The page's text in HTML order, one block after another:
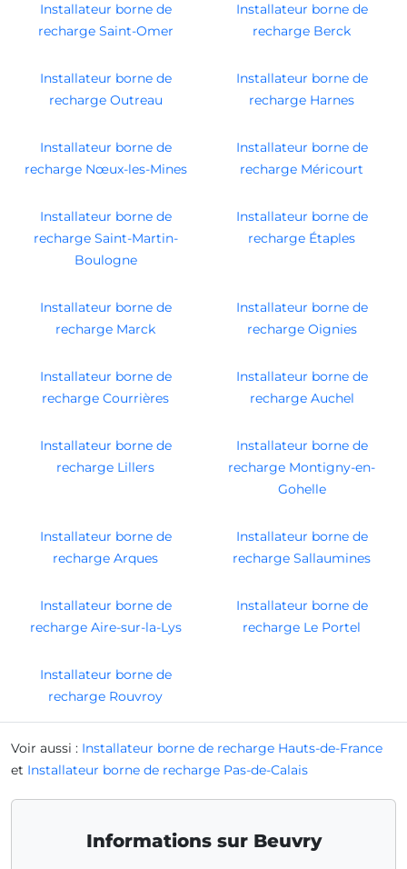
Installateur borne de
recharge Saint-Omer
Installateur borne de
recharge Berck
Installateur borne de
recharge Outreau
Installateur borne de
recharge Harnes
Installateur borne de
recharge Nœux-les-Mines
Installateur borne de
recharge Méricourt
Installateur borne de
recharge Saint-Martin-
Boulogne
Installateur borne de
recharge Étaples
Installateur borne de
recharge Marck
Installateur borne de
recharge Oignies
Installateur borne de
recharge Courrières
Installateur borne de
recharge Auchel
Installateur borne de
recharge Lillers
Installateur borne de
recharge Montigny-en-
Gohelle
Installateur borne de
recharge Arques
Installateur borne de
recharge Sallaumines
Installateur borne de
recharge Aire-sur-la-Lys
Installateur borne de
recharge Le Portel
Installateur borne de
recharge Rouvroy
Voir aussi : Installateur borne de recharge Hauts-de-France
et Installateur borne de recharge Pas-de-Calais
Informations sur Beuvry